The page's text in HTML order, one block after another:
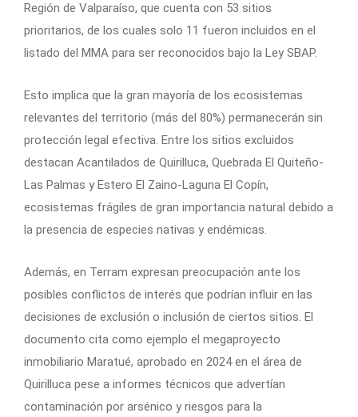
Región de Valparaíso, que cuenta con 53 sitios
prioritarios, de los cuales solo 11 fueron incluidos en el
listado del MMA para ser reconocidos bajo la Ley SBAP.
Esto implica que la gran mayoría de los ecosistemas
relevantes del territorio (más del 80%) permanecerán sin
protección legal efectiva. Entre los sitios excluidos
destacan Acantilados de Quirilluca, Quebrada El Quiteño-
Las Palmas y Estero El Zaino-Laguna El Copín,
ecosistemas frágiles de gran importancia natural debido a
la presencia de especies nativas y endémicas.
Además, en Terram expresan preocupación ante los
posibles conflictos de interés que podrían influir en las
decisiones de exclusión o inclusión de ciertos sitios. El
documento cita como ejemplo el megaproyecto
inmobiliario Maratué, aprobado en 2024 en el área de
Quirilluca pese a informes técnicos que advertían
contaminación por arsénico y riesgos para la